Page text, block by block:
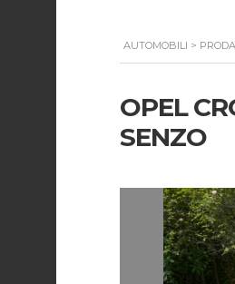
AUTOMOBILI >
OPEL
SENZO